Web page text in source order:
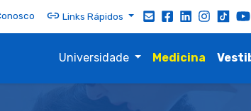
Links Rápidos
Universidade Medicina